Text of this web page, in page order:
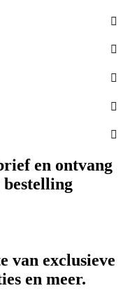
en ontvang
van exclusieve
en meer.